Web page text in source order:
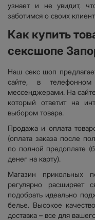
узнает и не увидит,
заботимся о своих
Как купить
сексшопе
Наш секс шоп
сайте, в
мессенджерами. На сайте
который ответит на
выбором товара.
Продажа и оплата
(оплата заказа после
по полной предоплате
денег на карту).
Магазин прикольных
регулярно расширяет
подобрать идеально
белье. Высокое
доставка – все для